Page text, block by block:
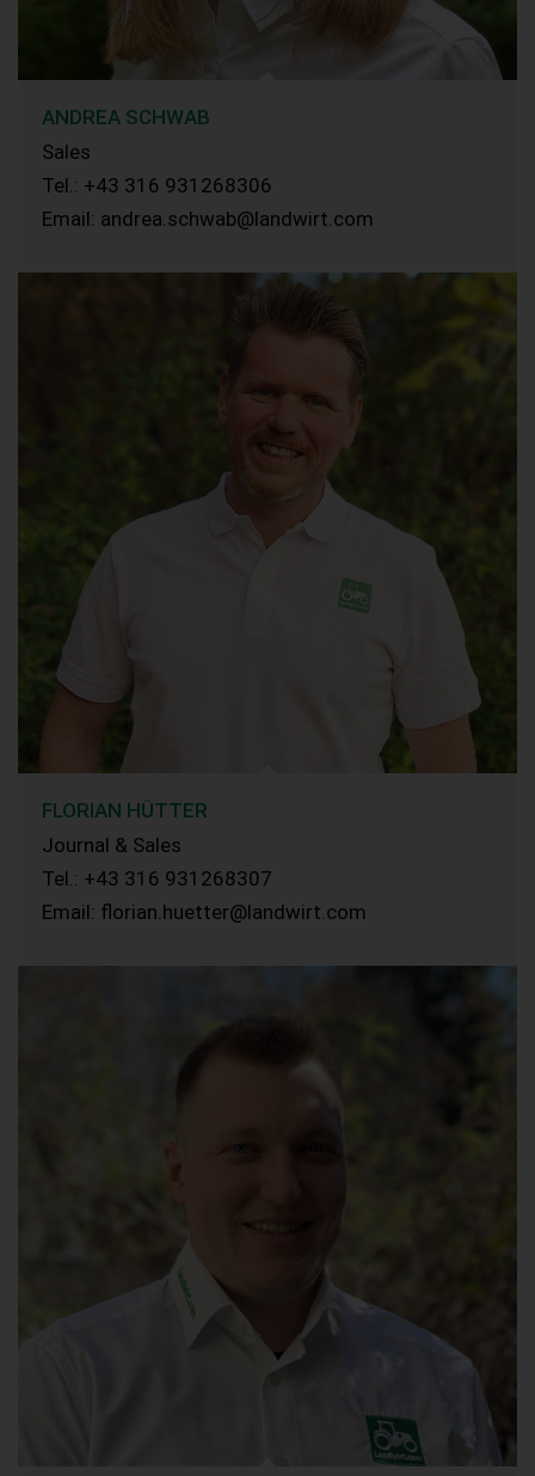
ANDREA SCHWAB
Sales
Tel.: +43 316 931268306
Email: andrea.schwab@landwirt.com
FLORIAN HÜTTER
Journal & Sales
Tel.: +43 316 931268307
Email: florian.huetter@landwirt.com